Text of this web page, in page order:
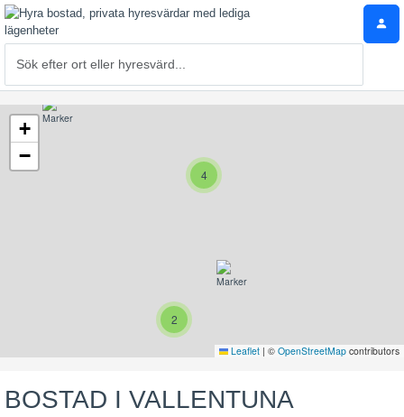
4
2
+
−
Leaflet | © OpenStreetMap contributors
BOSTAD I VALLENTUNA